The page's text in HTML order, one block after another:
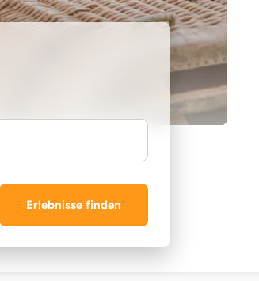
Erlebnisse finden